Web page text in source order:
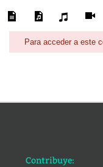
Para acceder a este
Contribuye: